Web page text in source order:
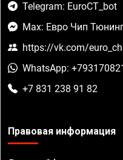
Telegram: EuroCT_bot
Max: Евро Чип
https://vk.com/
WhatsApp:
+7 831 238 91 82
Правовая информация